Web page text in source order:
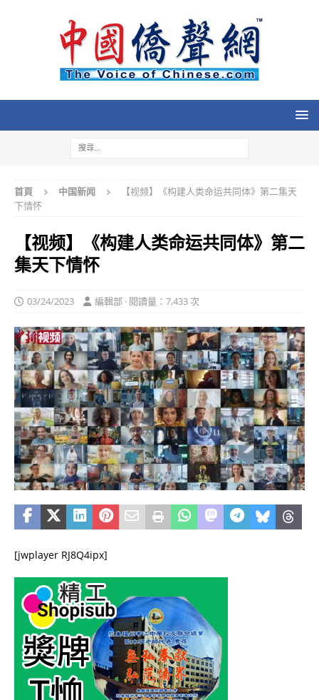
首頁 中国新闻
【视频】《构建人类命运共同体》第二集天
下情怀
【视频】《构建人类命运共同体》第二
集天下情怀
03/24/2023 編輯部 · 閱讀量：7,433 次
[jwplayer RJ8Q4ipx]